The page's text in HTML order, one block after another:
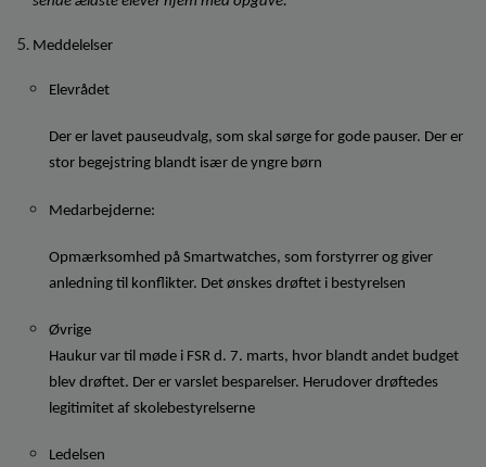
Meddelelser
Elevrådet
Der er lavet pauseudvalg, som skal sørge for gode pauser. Der er
stor begejstring blandt især de yngre børn
Medarbejderne:
Opmærksomhed på Smartwatches, som forstyrrer og giver
anledning til konflikter. Det ønskes drøftet i bestyrelsen
Øvrige
Haukur var til møde i FSR d. 7. marts, hvor blandt andet budget
blev drøftet. Der er varslet besparelser. Herudover drøftedes
legitimitet af skolebestyrelserne
Ledelsen